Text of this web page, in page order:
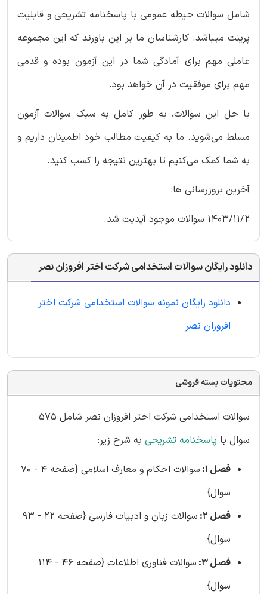
شامل سوالات حیطه عمومی با پاسخنامه تشریحی و قابلیت
پرینت میباشد. کارشناسان ما بر این باورند که این مجموعه
عاملی مهم برای آمادگی شما در این آزمون بوده و قدمی
مهم برای موفقیت در آن خواهد بود.
با حل این سوالات، به طور کامل به سبک سوالات آزمون
مسلط می‌شوید. ما به کیفیت مطالب خود اطمینان داریم و
به شما کمک می‌کنیم تا بهترین نتیجه را کسب کنید.
آخرین بروزرسانی ها:
1403/11/2 سوالات موجود آپدیت شد.
دانلود رایگان سوالات استخدامی شرکت اختر افروزان نصر
دانلود رایگان نمونه سوالات استخدامی شرکت اختر
افروزان نصر
محتویات بسته فروشی
سوالات استخدامی شرکت اختر افروزان نصر شامل 575
سوال با پاسخنامه تشریحی به شرح زیر:
فصل 1:
سوالات احکام و معارف اسلامی {صفحه 4 - 70
سوال}
فصل 2:
سوالات زبان و ادبیات فارسی {صفحه 22 - 93
سوال}
فصل 3:
سوالات فناوری اطلاعات {صفحه 46 - 114
سوال}